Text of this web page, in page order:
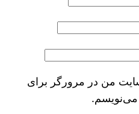
من در مرورگر برای
می‌نویسم.